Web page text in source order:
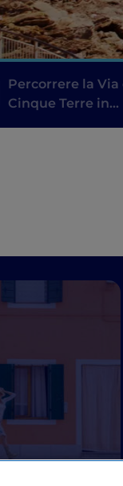
Percorrere la Via
Cinque Terre in